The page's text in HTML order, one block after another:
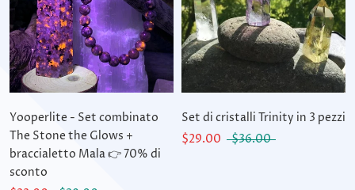
Yooperlite - Set combinato
The Stone the Glows +
braccialetto Mala 👉 70% di
sconto
Set di cristalli Trinity in 3 pezzi
$29.00
$36.00